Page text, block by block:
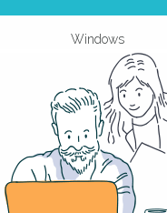
Windows